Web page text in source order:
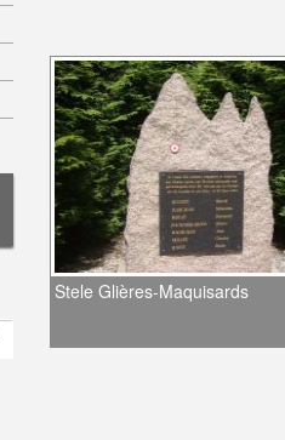
Stele Glières-Maquisards